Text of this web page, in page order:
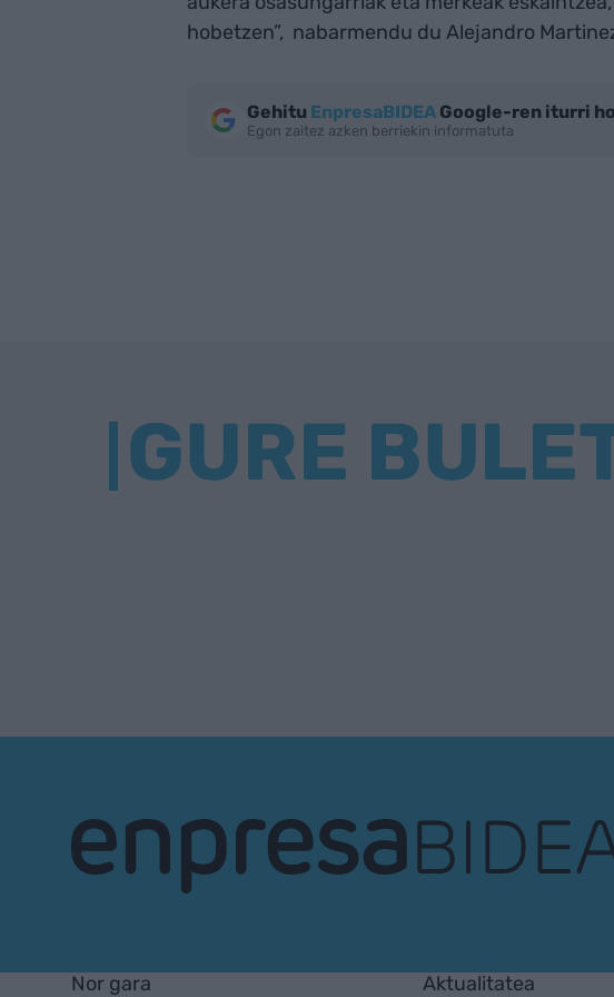
hobetzen”, nabarmendu du Alejandro
Gehitu EnpresaBIDEAGoogle-ren iturri
Egon zaitez azken berriekin informatuta
GURE
Nor gara
Aktualitatea